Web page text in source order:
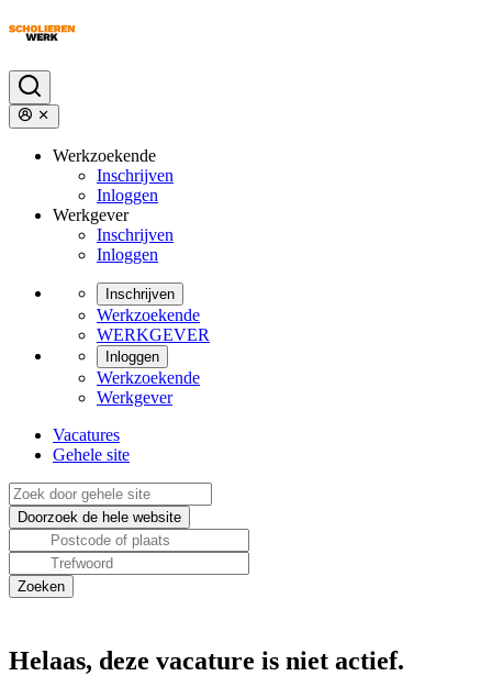
Werkzoekende
Inschrijven
Inloggen
Werkgever
Inschrijven
Inloggen
Inschrijven
Werkzoekende
WERKGEVER
Inloggen
Werkzoekende
Werkgever
Vacatures
Gehele site
Helaas, deze vacature is niet actief.